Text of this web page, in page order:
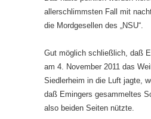
allerschlimmsten Fall mit
die Mordgesellen des „NSU“.
Gut möglich schließlich, daß
am 4. November 2011 das
Siedlerheim in die Luft jagte,
daß Emingers gesammeltes
also beiden Seiten nützte.